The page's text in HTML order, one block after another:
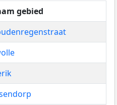
gebied